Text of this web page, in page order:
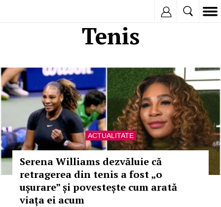
Tenis
ACTUALITATE
Serena Williams dezvăluie că
retragerea din tenis a fost „o
ușurare” și povestește cum arată
viața ei acum